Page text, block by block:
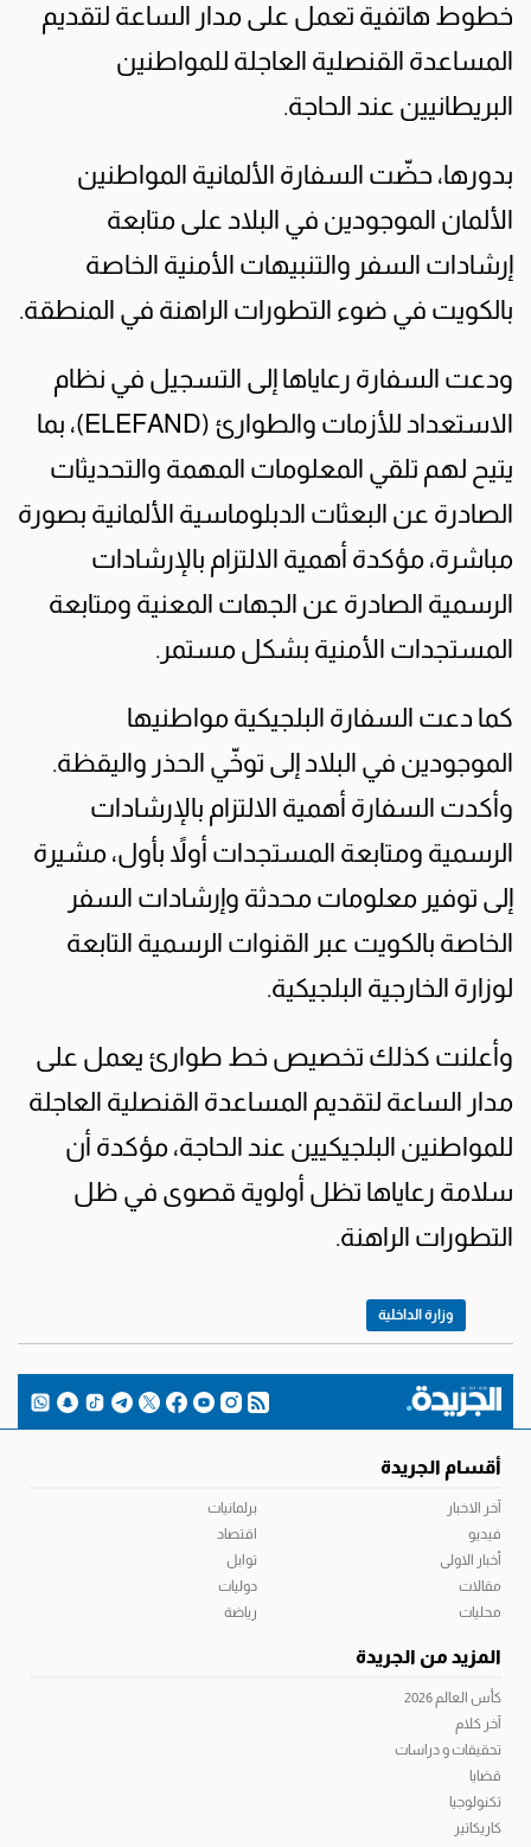
خطوط هاتفية تعمل على مدار الساعة لتقديم
المساعدة القنصلية العاجلة للمواطنين
البريطانيين عند الحاجة.
بدورها، حضّت السفارة الألمانية المواطنين
الألمان الموجودين في البلاد على متابعة
إرشادات السفر والتنبيهات الأمنية الخاصة
بالكويت في ضوء التطورات الراهنة في المنطقة.
ودعت السفارة رعاياها إلى التسجيل في نظام
الاستعداد للأزمات والطوارئ (ELEFAND)، بما
يتيح لهم تلقي المعلومات المهمة والتحديثات
الصادرة عن البعثات الدبلوماسية الألمانية بصورة
مباشرة، مؤكدة أهمية الالتزام بالإرشادات
الرسمية الصادرة عن الجهات المعنية ومتابعة
المستجدات الأمنية بشكل مستمر.
كما دعت السفارة البلجيكية مواطنيها
الموجودين في البلاد إلى توخّي الحذر واليقظة.
وأكدت السفارة أهمية الالتزام بالإرشادات
الرسمية ومتابعة المستجدات أولاً بأول، مشيرة
إلى توفير معلومات محدثة وإرشادات السفر
الخاصة بالكويت عبر القنوات الرسمية التابعة
لوزارة الخارجية البلجيكية.
وأعلنت كذلك تخصيص خط طوارئ يعمل على
مدار الساعة لتقديم المساعدة القنصلية العاجلة
للمواطنين البلجيكيين عند الحاجة، مؤكدة أن
سلامة رعاياها تظل أولوية قصوى في ظل
التطورات الراهنة.
وزارة الداخلية
أقسام الجريدة
آخر الاخبار
فيديو
أخبار الاولى
مقالات
محليات
برلمانيات
اقتصاد
توابل
دوليات
رياضة
المزيد من الجريدة
كأس العالم 2026
آخر كلام
تحقيقات و دراسات
قضايا
تكنولوجيا
كاريكاتير